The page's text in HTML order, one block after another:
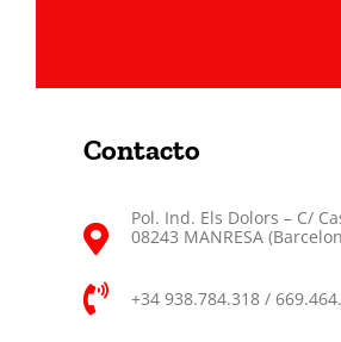
Contacto
Pol. Ind. Els Dolors – C/
08243 MANRESA
+34 938.784.318 /